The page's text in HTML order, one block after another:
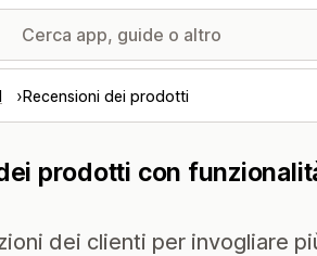
Recensioni dei prodotti
prodotti con
dei clienti per invogliare